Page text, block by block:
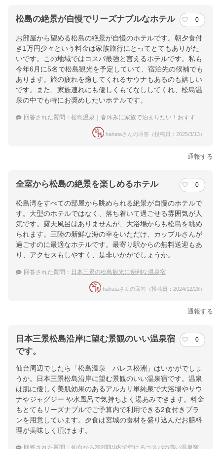
松島の絶景が自慢でリーズナブルなホテル 0
お部屋から望める松島の絶景が自慢のホテルです。朝夕食付
き1万円少々という料金は家族旅行にとってとてもありがた
いです。この地域ではコスパ最強と言えるホテルです。私も
今年6月に5名で松島観光を予定していて、宿泊先の候補でも
あります。旅の疲れを癒してくれるサウナもあるのも嬉しい
です。また、家族連れにも優しくもてなししてくれ、松島温
泉の中でも特にお奨めしたいホテルです。
回答された質問： 松島温泉｜春休みに家族で泊まりたい！おすすめの宿は？
hahataさんの回答（投稿日：2025/3/13）
通報する
全室から松島の絶景を楽しめるホテル 0
松島湾をすべての部屋から眺められる絶景が自慢のホテルで
す。大型のホテルではなく、落ち着いて過ごせる雰囲気が人
気です。露天風呂はありませんが、大浴場からも松島を眺め
られます。三陸の新鮮な海の幸をいただけ、カップルさんが
過ごすのに最適なホテルです。最寄り駅からの無料送迎もあ
り、アクセスもしやすく、是非いかがでしょうか。
回答された質問： 日本三景の松島観光に便利な温泉宿
hahataさんの回答（投稿日：2024/12/28）
通報する
日本三景松島沿岸に望む景観のいい温泉宿
です。
0
仙台周辺でしたら「松島温泉 パレス松洲」はいかがでしょ
うか。日本三景松島沿岸に望む景観のいい温泉宿です。温泉
は肌に優しく美肌効果のあるアルカリ単純泉で大浴場やサウ
ナやジャグジー や水風呂で気持ちよく湯あみできます。料金
もとてもリーズナブルでご予算内で利用できる2食付きプラ
ンを用意しています。夕食は宮城の食材を盛り込んだお膳料
理が美味しく頂けます。
回答された質問： 仙台から2時間以内で行けるコスパの高い温泉宿